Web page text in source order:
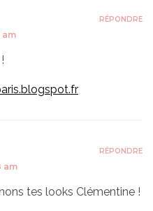
am
RÉPONDRE
am
tes looks Clémentine !
RÉPONDRE